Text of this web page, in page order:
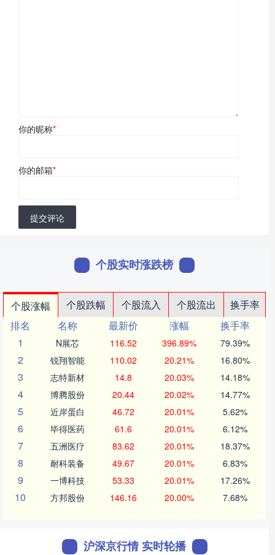
你的昵称*
你的邮箱*
提交评论
个股实时涨跌榜
个股涨幅 个股跌幅 个股流入 个股流出
换手率
排名
名称 最新价 涨幅
换手率
1
N展芯 116.52 396.89% 79.39%
2 锐翔智能 110.02 20.21% 16.80%
3 志特新材 14.8 20.03% 14.18%
4 博腾股份 20.44 20.02% 14.77%
5 近岸蛋白 46.72 20.01% 5.62%
6 毕得医药 61.6 20.01% 6.12%
7 五洲医疗 83.62 20.01% 18.37%
8 耐科装备 49.67 20.01% 6.83%
9 一博科技 53.33 20.01% 17.26%
10 方邦股份 146.16 20.00% 7.68%
沪深京行情 实时轮播